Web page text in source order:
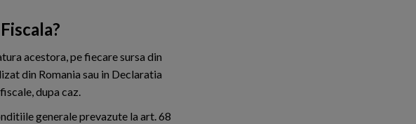
acestora, pe fiecare sursa din
din Romania sau in Declaratia
dupa caz.
generale prevazute la art. 68